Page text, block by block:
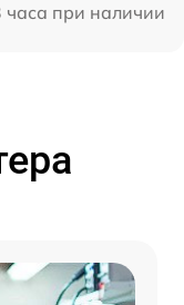
часа при наличии